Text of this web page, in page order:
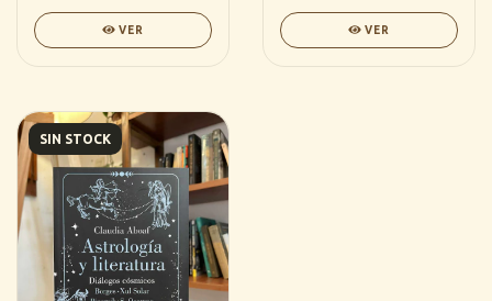
VER VER
SIN STOCK